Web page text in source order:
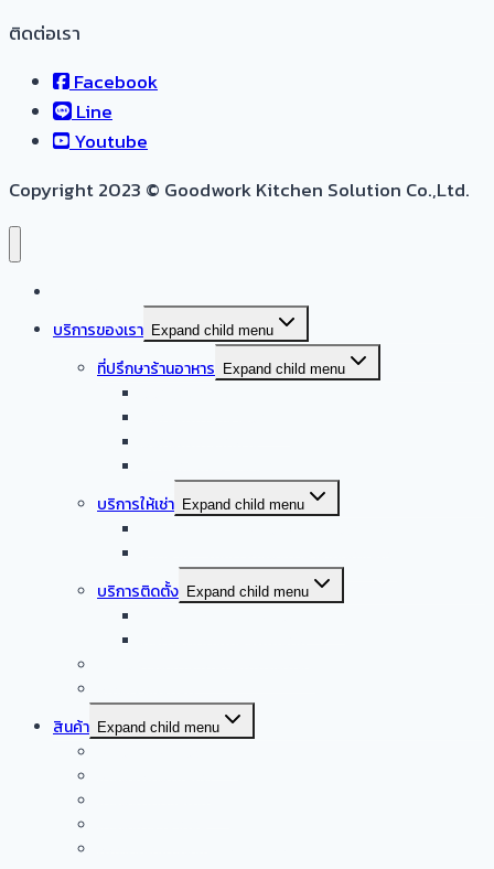
ติดต่อเรา
Facebook
Line
Youtube
Copyright 2023 © Goodwork Kitchen Solution Co.,Ltd.
บริการของเรา Expand child menu
ที่ปรึกษาร้านอาหาร Expand child menu
บริการให้เช่า Expand child menu
บริการติดตั้ง Expand child menu
สินค้า Expand child menu